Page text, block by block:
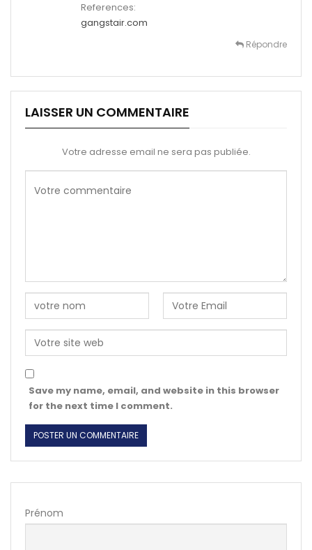
References:
gangstair.com
Répondre
LAISSER UN COMMENTAIRE
Votre adresse email ne sera pas publiée.
Save my name, email, and website in this browser
for the next time I comment.
Prénom